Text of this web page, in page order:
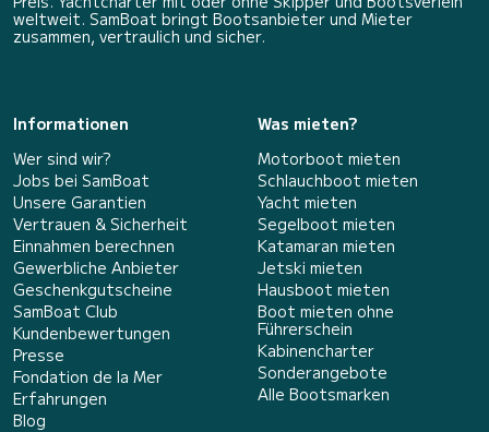
weltweit. SamBoat bringt Bootsanbieter und Mieter
zusammen, vertraulich und sicher.
Informationen
Wer sind wir?
Jobs bei SamBoat
Unsere Garantien
Vertrauen & Sicherheit
Einnahmen berechnen
Gewerbliche Anbieter
Geschenkgutscheine
SamBoat Club
Kundenbewertungen
Presse
Fondation de la Mer
Erfahrungen
Blog
Was mieten?
Motorboot mieten
Schlauchboot mieten
Yacht mieten
Segelboot mieten
Katamaran mieten
Jetski mieten
Hausboot mieten
Boot mieten ohne
Führerschein
Kabinencharter
Sonderangebote
Alle Bootsmarken